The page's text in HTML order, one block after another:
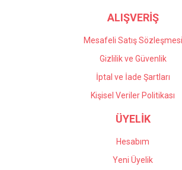
ALIŞVERİŞ
Mesafeli Satış Sözleşmesi
Gizlilik ve Güvenlik
İptal ve İade Şartları
Kişisel Veriler Politikası
ÜYELİK
Hesabım
Yeni Üyelik